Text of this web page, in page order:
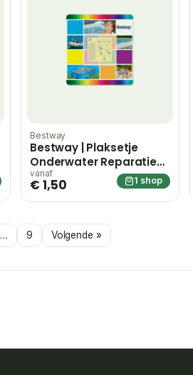
Bestway
Bestway | Plaksetje
Onderwater Reparatie
6,5 x 6,5 cm
vanaf
€ 1,50 1 shop
… 9 Volgende »